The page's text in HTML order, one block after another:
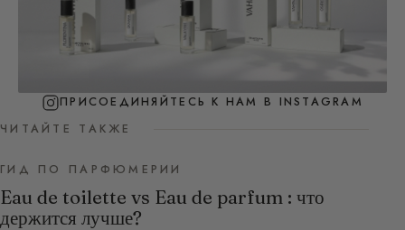
ПРИСОЕДИНЯЙТЕСЬ К НАМ В INSTAGRAM
ЧИТАЙТЕ ТАКЖЕ
ГИД ПО ПАРФЮМЕРИИ
Eau de toilette vs Eau de parfum : что
держится лучше?